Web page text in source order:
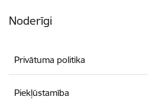
Noderīgi
Privātuma politika
Piekļūstamība